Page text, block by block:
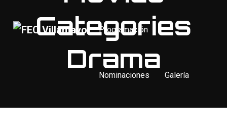
Programación
Nominaciones Galería
Categories
Drama